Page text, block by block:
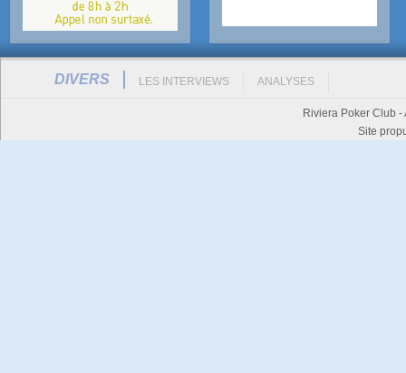
DIVERS LES INTERVIEWS ANALYSES
Riviera Poker Club
Site